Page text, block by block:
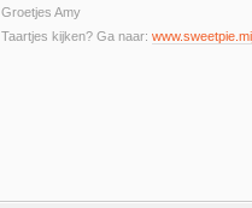
Groetjes Amy
Taartjes kijken? Ga naar: